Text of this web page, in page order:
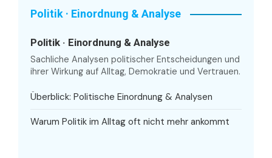
Politik · Einordnung & Analyse
Politik · Einordnung & Analyse
Sachliche Analysen politischer Entscheidungen und
ihrer Wirkung auf Alltag, Demokratie und Vertrauen.
Überblick: Politische Einordnung & Analysen
Warum Politik im Alltag oft nicht mehr ankommt